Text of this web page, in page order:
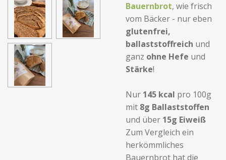
Bauernbrot, wie frisch
vom Bäcker - nur eben
glutenfrei,
ballaststoffreich und
ganz ohne Hefe und
Stärke!
Nur 145 kcal pro 100g
mit 8g Ballaststoffen
und über 15g Eiweiß
Zum Vergleich ein
herkömmliches
Bauernbrot hat die